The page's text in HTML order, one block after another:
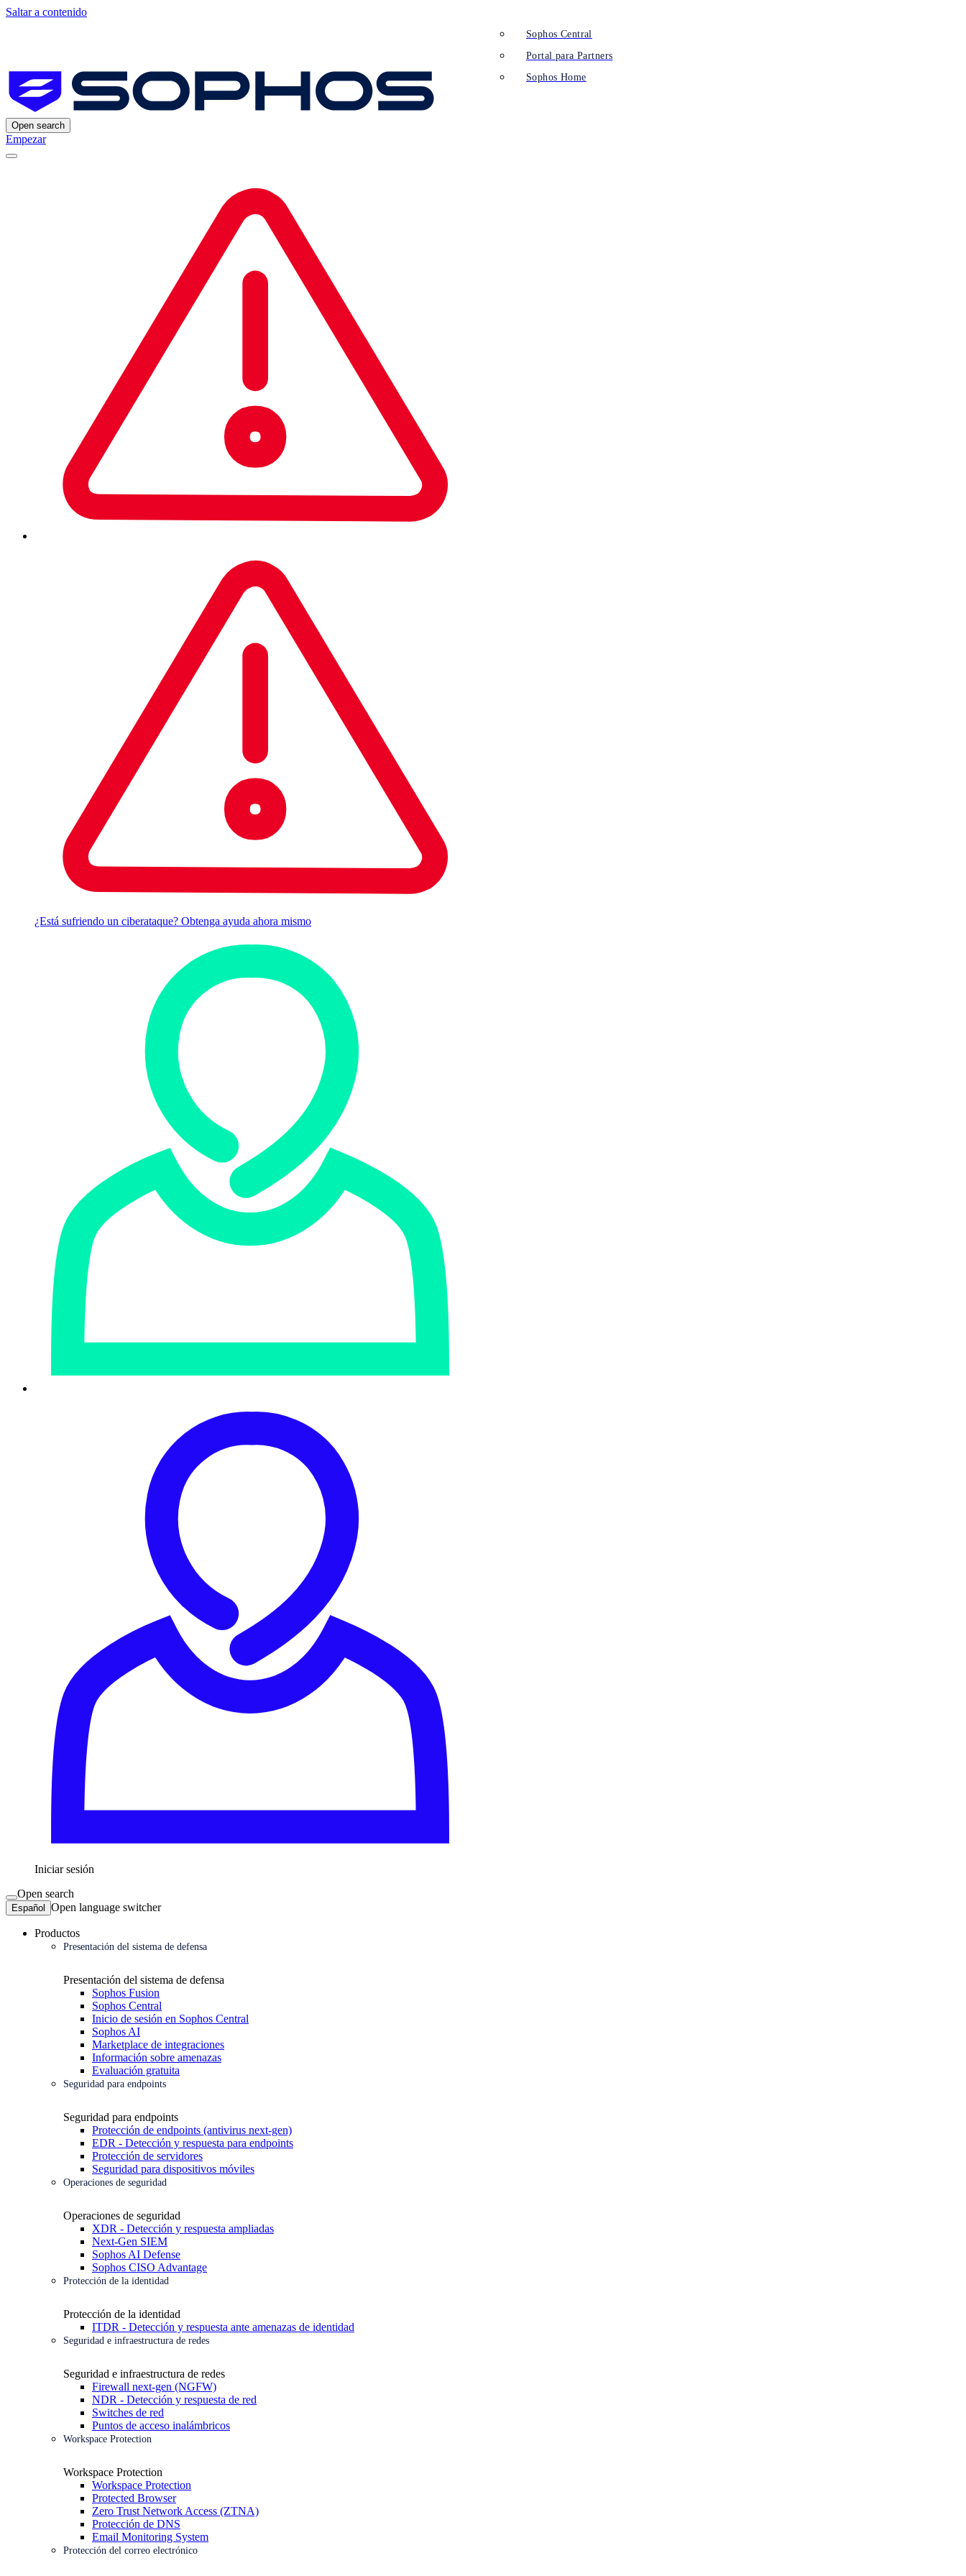
Saltar a contenido
Open search
Empezar
¿Está sufriendo un ciberataque? Obtenga ayuda ahora mismo
Iniciar sesión
Sophos Central
Portal para Partners
Sophos Home
Open search
Español Open language switcher
Productos
Presentación del sistema de defensa
Presentación del sistema de defensa
Sophos Fusion
Sophos Central
Inicio de sesión en Sophos Central
Sophos AI
Marketplace de integraciones
Información sobre amenazas
Evaluación gratuita
Seguridad para endpoints
Seguridad para endpoints
Protección de endpoints (antivirus next-gen)
EDR - Detección y respuesta para endpoints
Protección de servidores
Seguridad para dispositivos móviles
Operaciones de seguridad
Operaciones de seguridad
XDR - Detección y respuesta ampliadas
Next-Gen SIEM
Sophos AI Defense
Sophos CISO Advantage
Protección de la identidad
Protección de la identidad
ITDR - Detección y respuesta ante amenazas de identidad
Seguridad e infraestructura de redes
Seguridad e infraestructura de redes
Firewall next-gen (NGFW)
NDR - Detección y respuesta de red
Switches de red
Puntos de acceso inalámbricos
Workspace Protection
Workspace Protection
Workspace Protection
Protected Browser
Zero Trust Network Access (ZTNA)
Protección de DNS
Email Monitoring System
Protección del correo electrónico